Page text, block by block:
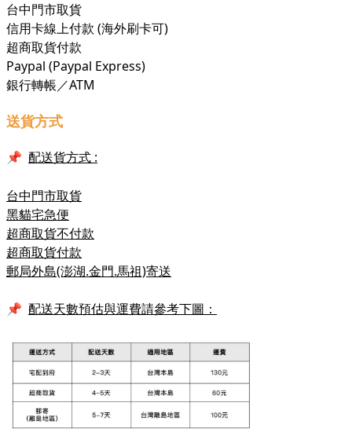
台中門市取貨
信用卡線上付款 (海外刷卡可)
超商取貨付款
Paypal (Paypal Express)
銀行轉帳／ATM
送貨方式
📌 配送貨方式 :
台中門市取貨
黑貓宅急便
超商取貨不付款
超商取貨付款
郵局外島(澎湖.金門.馬祖)寄送
📌 配送天數預估與運費請參考下圖：